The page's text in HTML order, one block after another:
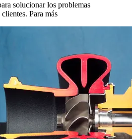
solucionar los problemas
Para más